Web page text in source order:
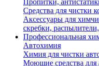
Пропитки,
Средства для чистки
Аксессуары для
скребки,
Профессиональная
Автохимия
Химия для чистки
Моющие средства для